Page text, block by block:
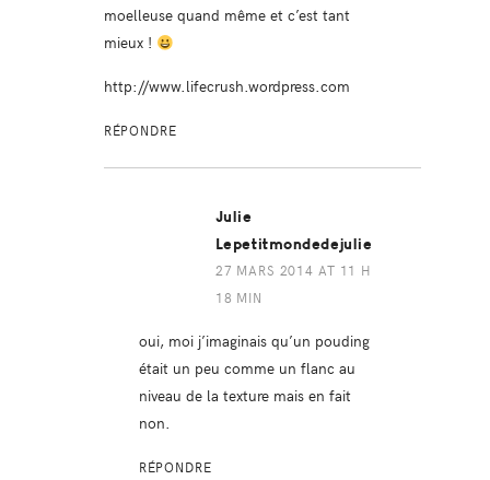
moelleuse quand même et c’est tant
mieux !
http://www.lifecrush.wordpress.com
RÉPONDRE
Julie
Lepetitmondedejulie
27 MARS 2014 AT 11 H
18 MIN
oui, moi j’imaginais qu’un pouding
était un peu comme un flanc au
niveau de la texture mais en fait
non.
RÉPONDRE